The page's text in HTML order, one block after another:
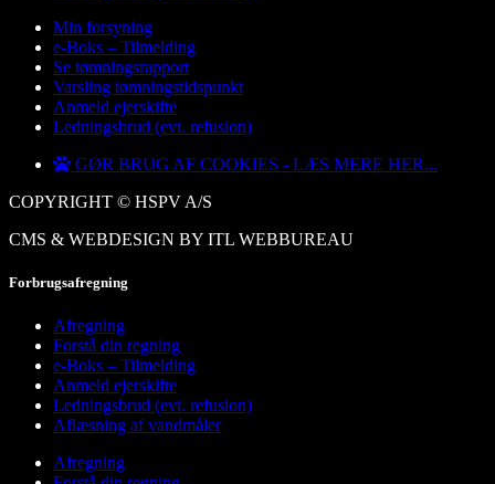
Min forsyning
e-Boks – Tilmelding
Se tømningsrapport
Varsling tømningstidspunkt
Anmeld ejerskifte
Ledningsbrud (evt. refusion)
GØR BRUG AF COOKIES - LÆS MERE HER...
COPYRIGHT © HSPV A/S
CMS & WEBDESIGN BY ITL WEBBUREAU
Forbrugsafregning
Afregning
Forstå din regning
e-Boks – Tilmelding
Anmeld ejerskifte
Ledningsbrud (evt. refusion)
Aflæsning af vandmåler
Afregning